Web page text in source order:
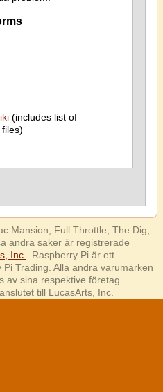
(includes list of
Mansion, Full Throttle, The Dig,
andra saker är registrerade
Inc.
. Raspberry Pi är ett
Trading. Alla andra varumärken
av sina respektive företag.
till LucasArts, Inc.